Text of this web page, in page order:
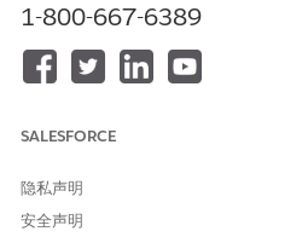
功能先决条件。
IT 合规性法规和政策
捕获贵组织必须遵守的外部法规，
风险管理
可以从策划的场景库中注册风险，
险分数，映射缓解控制措施和政策
1-800-667-6389
SALESFORCE
隐私声明
安全声明